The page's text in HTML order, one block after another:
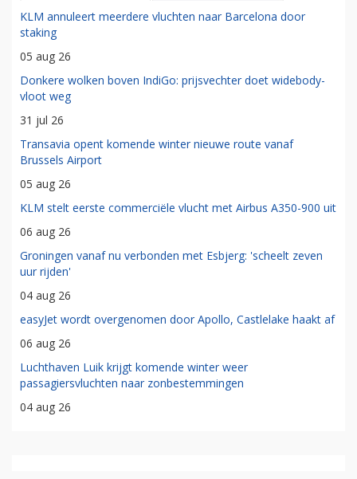
KLM annuleert meerdere vluchten naar Barcelona door
staking
05 aug 26
Donkere wolken boven IndiGo: prijsvechter doet widebody-
vloot weg
31 jul 26
Transavia opent komende winter nieuwe route vanaf
Brussels Airport
05 aug 26
KLM stelt eerste commerciële vlucht met Airbus A350-900 uit
06 aug 26
Groningen vanaf nu verbonden met Esbjerg: 'scheelt zeven
uur rijden'
04 aug 26
easyJet wordt overgenomen door Apollo, Castlelake haakt af
06 aug 26
Luchthaven Luik krijgt komende winter weer
passagiersvluchten naar zonbestemmingen
04 aug 26